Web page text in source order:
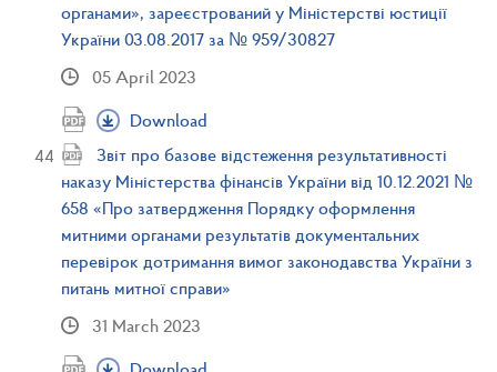
органами», зареєстрований у Міністерстві юстиції
України 03.08.2017 за № 959/30827
05 April 2023
Download
Звіт про базове відстеження результативності
наказу Міністерства фінансів України від 10.12.2021 №
658 «Про затвердження Порядку оформлення
митними органами результатів документальних
перевірок дотримання вимог законодавства України з
питань митної справи»
31 March 2023